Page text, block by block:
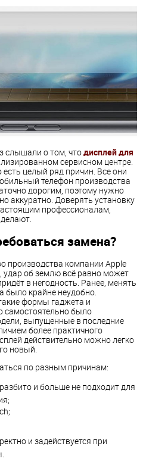
слышали о том, чтодисплей для
сервисном центре.
есть целый ряд причин. Все они
телефон производства
дорогим, поэтому нужно
аккуратно. Доверять установку
профессионалам,
замена?
производства компании Apple
удар об землю всё равно может
в негодность. Ранее, менять
было крайне неудобно.
формы гаджета и
самостоятельно было
выпущенные в последние
более практичного
действительно можно легко
новый.
по разным причинам:
и больше не подходит для
и задействуется при